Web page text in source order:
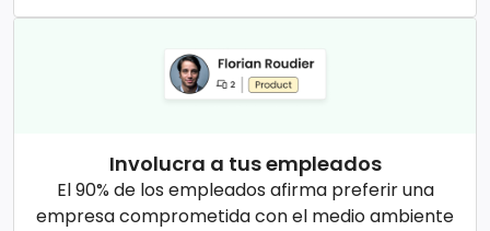
Involucra a tus empleados
El 90% de los empleados afirma preferir una
empresa comprometida con el medio ambiente